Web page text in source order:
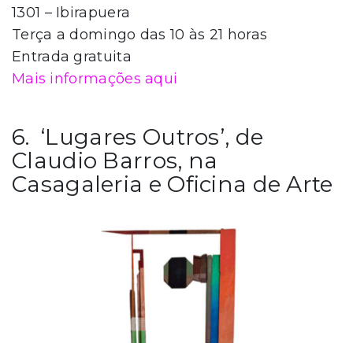
1301 – Ibirapuera
Terça a domingo das 10 às 21 horas
Entrada gratuita
Mais informações aqui
6. ‘Lugares Outros’, de
Claudio Barros, na
Casagaleria e Oficina de Arte